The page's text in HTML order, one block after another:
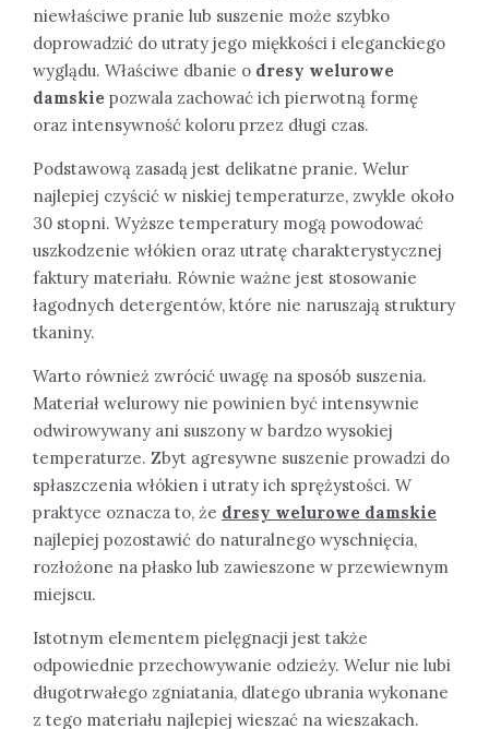
niewłaściwe pranie lub suszenie może szybko
doprowadzić do utraty jego miękkości i eleganckiego
wyglądu. Właściwe dbanie o dresy welurowe
damskie pozwala zachować ich pierwotną formę
oraz intensywność koloru przez długi czas.
Podstawową zasadą jest delikatne pranie. Welur
najlepiej czyścić w niskiej temperaturze, zwykle około
30 stopni. Wyższe temperatury mogą powodować
uszkodzenie włókien oraz utratę charakterystycznej
faktury materiału. Równie ważne jest stosowanie
łagodnych detergentów, które nie naruszają struktury
tkaniny.
Warto również zwrócić uwagę na sposób suszenia.
Materiał welurowy nie powinien być intensywnie
odwirowywany ani suszony w bardzo wysokiej
temperaturze. Zbyt agresywne suszenie prowadzi do
spłaszczenia włókien i utraty ich sprężystości. W
praktyce oznacza to, że dresy welurowe damskie
najlepiej pozostawić do naturalnego wyschnięcia,
rozłożone na płasko lub zawieszone w przewiewnym
miejscu.
Istotnym elementem pielęgnacji jest także
odpowiednie przechowywanie odzieży. Welur nie lubi
długotrwałego zgniatania, dlatego ubrania wykonane
z tego materiału najlepiej wieszać na wieszakach.